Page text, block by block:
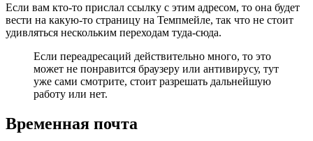
Если вам кто-то прислал ссылку с этим адресом, то она будет
вести на какую-то страницу на Темпмейле, так что не стоит
удивляться нескольким переходам туда-сюда.
Если переадресаций действительно много, то это
может не понравится браузеру или антивирусу, тут
уже сами смотрите, стоит разрешать дальнейшую
работу или нет.
Временная почта